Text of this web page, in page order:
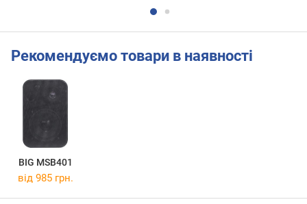
Рекомендуємо товари в наявності
BIG MSB401
від 985 грн.